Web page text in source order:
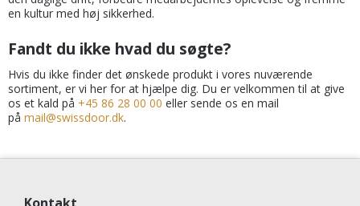
en kultur med høj sikkerhed.
Fandt du ikke hvad du søgte?
Hvis du ikke finder det ønskede produkt i vores nuværende
sortiment, er vi her for at hjælpe dig. Du er velkommen til at give
os et kald på +45 86 28 00 00 eller sende os en mail
på mail@swissdoor.dk.